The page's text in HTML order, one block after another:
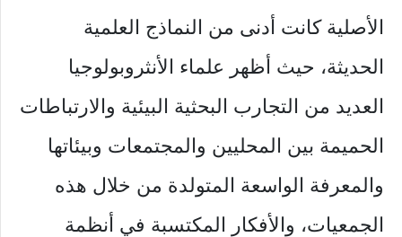
الأصلية كانت أدنى من النماذج العلمية
الحديثة، حيث أظهر علماء الأنثروبولوجيا
العديد من التجارب البحثية البيئية والارتباطات
الحميمة بين المحليين والمجتمعات وبيئاتها
والمعرفة الواسعة المتولدة من خلال هذه
الجمعيات، والأفكار المكتسبة في أنظمة